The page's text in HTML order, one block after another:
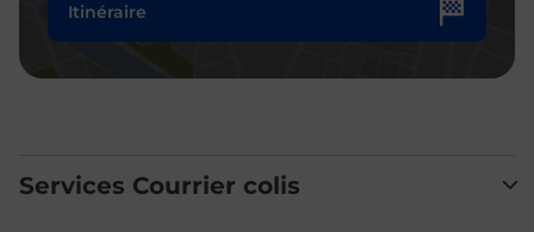
Itinéraire
Services Courrier colis